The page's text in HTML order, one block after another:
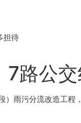
担待
路公
雨污分流改造工